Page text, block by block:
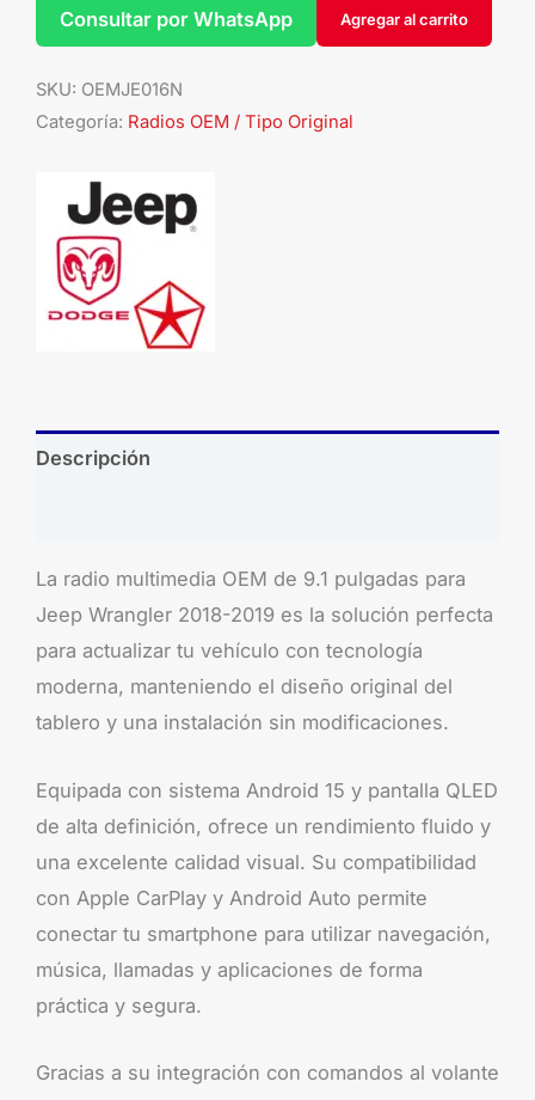
Agregar al carrito
Consultar por WhatsApp
SKU: OEMJE016N
Categoría: Radios OEM / Tipo Original
Descripción
La radio multimedia OEM de 9.1 pulgadas para
Jeep Wrangler 2018-2019 es la solución perfecta
para actualizar tu vehículo con tecnología
moderna, manteniendo el diseño original del
tablero y una instalación sin modificaciones.
Equipada con sistema Android 15 y pantalla QLED
de alta definición, ofrece un rendimiento fluido y
una excelente calidad visual. Su compatibilidad
con Apple CarPlay y Android Auto permite
conectar tu smartphone para utilizar navegación,
música, llamadas y aplicaciones de forma
práctica y segura.
Gracias a su integración con comandos al volante